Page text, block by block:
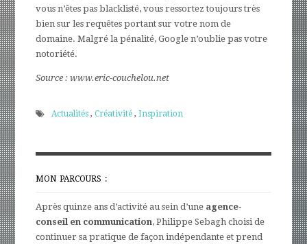
vous n’êtes pas blacklisté, vous ressortez toujours très
bien sur les requêtes portant sur votre nom de
domaine. Malgré la pénalité, Google n’oublie pas votre
notoriété.
Source : www.eric-couchelou.net
Actualités ,Créativité ,Inspiration
MON PARCOURS :
Après quinze ans d’activité au sein d’une agence-
conseil en communication, Philippe Sebagh choisi de
continuer sa pratique de façon indépendante et prend